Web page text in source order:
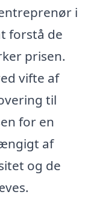
i
forstå de
prisen.
vifte af
til
for en
af
og de